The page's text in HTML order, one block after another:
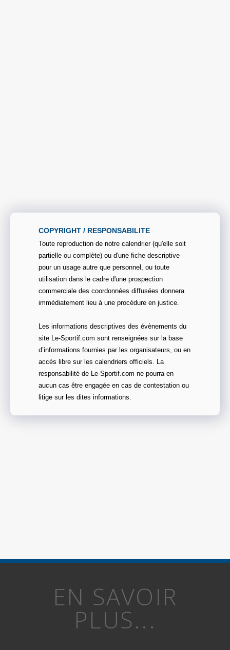
COPYRIGHT / RESPONSABILITE
Toute reproduction de notre calendrier (qu'elle soit
partielle ou complète) ou d'une fiche descriptive
pour un usage autre que personnel, ou toute
utilisation dans le cadre d'une prospection
commerciale des coordonnées diffusées donnera
immédiatement lieu à une procédure en justice.
Les informations descriptives des évènements du
site Le-Sportif.com sont renseignées sur la base
d’informations fournies par les organisateurs, ou en
accès libre sur les calendriers officiels. La
responsabilité de Le-Sportif.com ne pourra en
aucun cas être engagée en cas de contestation ou
litige sur les dites informations.
EN SAVOIR
PLUS...